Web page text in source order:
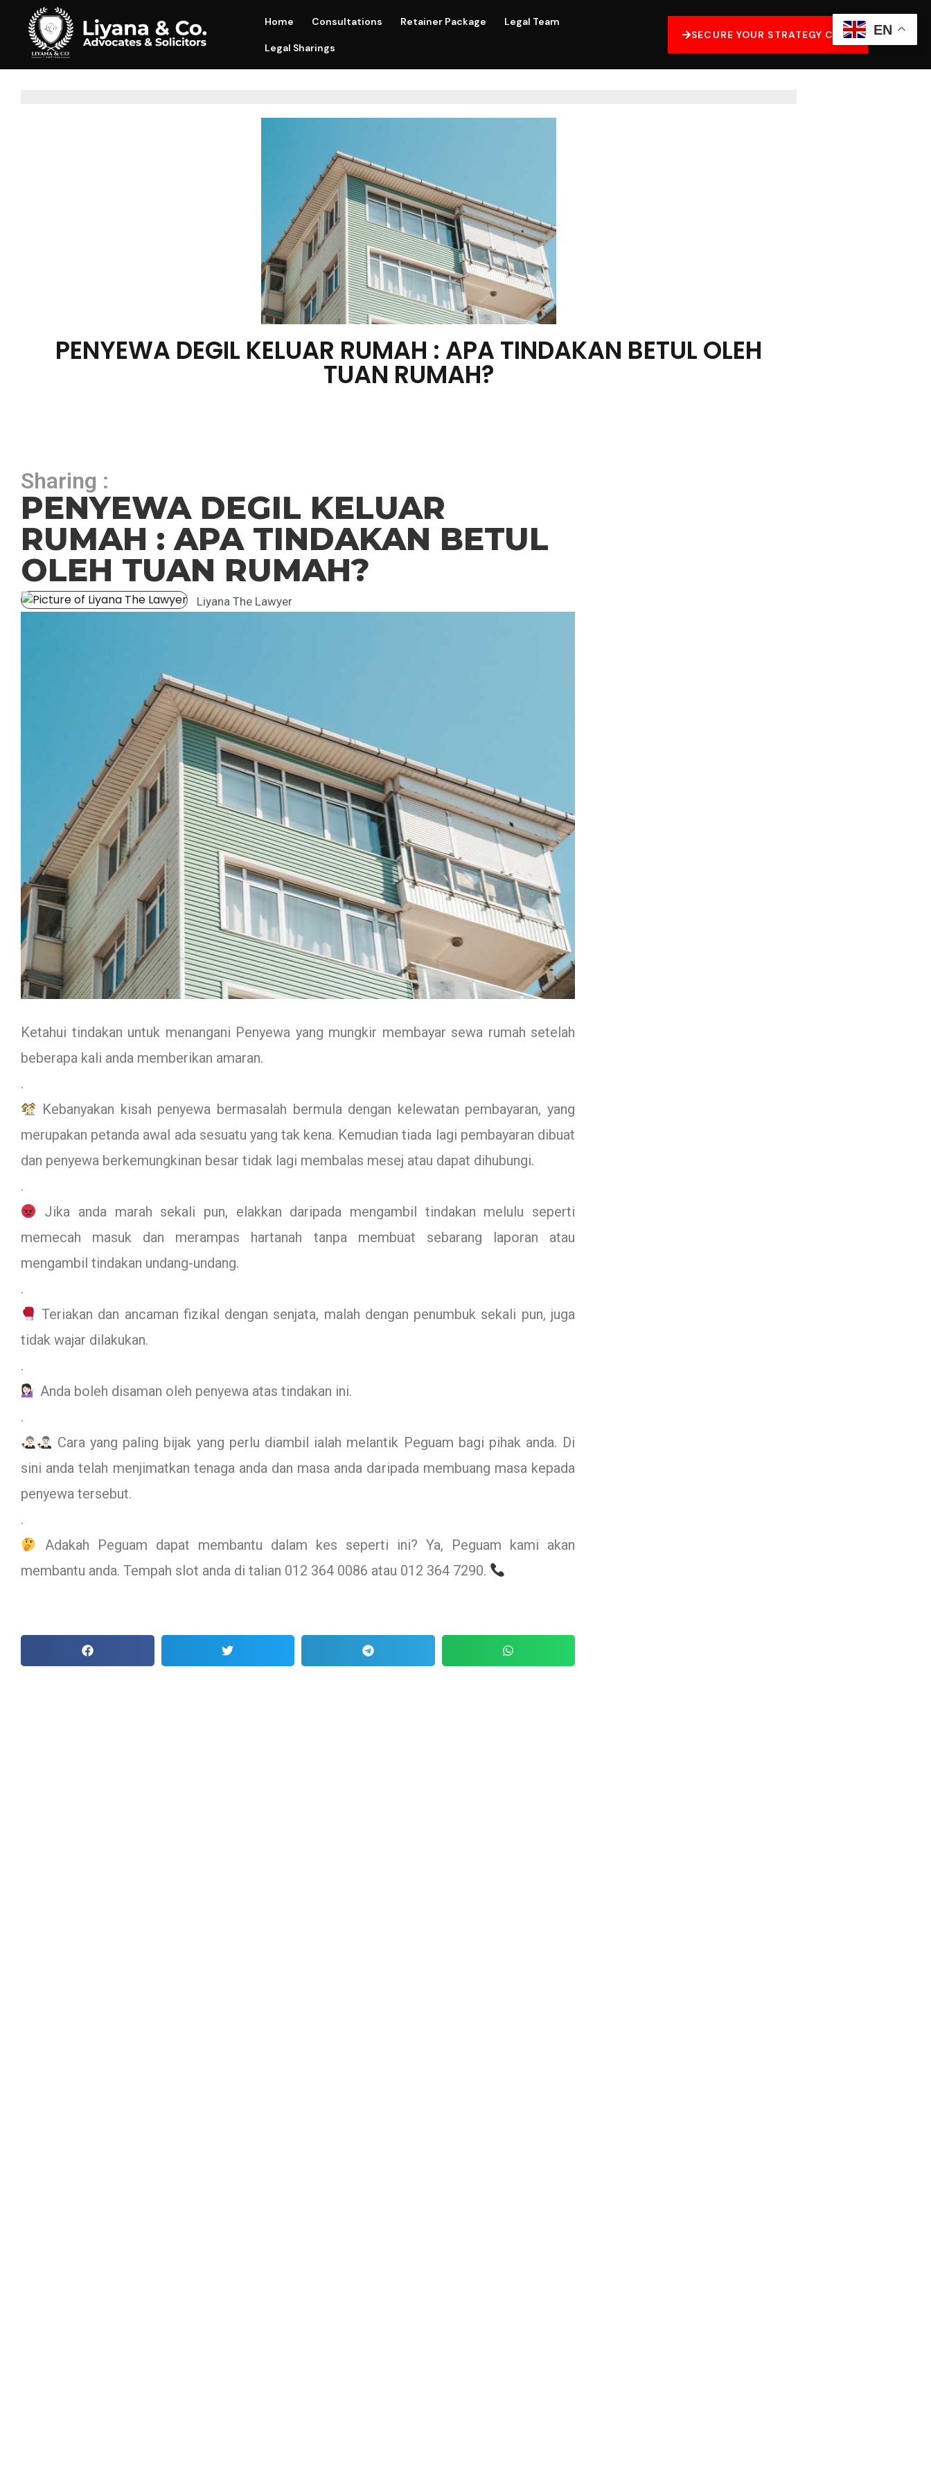
Home Consultations Retainer Package Legal Team
Legal Sharings
SECURE YOUR STRATEGY CALL
PENYEWA DEGIL KELUAR RUMAH : APA TINDAKAN BETUL OLEH
TUAN RUMAH?
Sharing :
PENYEWA DEGIL KELUAR
RUMAH : APA TINDAKAN BETUL
OLEH TUAN RUMAH?
Liyana The Lawyer
Ketahui tindakan untuk menangani Penyewa yang mungkir membayar sewa rumah setelah
beberapa kali anda memberikan amaran.
.
Kebanyakan kisah penyewa bermasalah bermula dengan kelewatan pembayaran, yang
merupakan petanda awal ada sesuatu yang tak kena. Kemudian tiada lagi pembayaran dibuat
dan penyewa berkemungkinan besar tidak lagi membalas mesej atau dapat dihubungi.
.
Jika anda marah sekali pun, elakkan daripada mengambil tindakan melulu seperti
memecah masuk dan merampas hartanah tanpa membuat sebarang laporan atau
mengambil tindakan undang-undang.
.
Teriakan dan ancaman fizikal dengan senjata, malah dengan penumbuk sekali pun, juga
tidak wajar dilakukan.
.
Anda boleh disaman oleh penyewa atas tindakan ini.
.
Cara yang paling bijak yang perlu diambil ialah melantik Peguam bagi pihak anda. Di
sini anda telah menjimatkan tenaga anda dan masa anda daripada membuang masa kepada
penyewa tersebut.
.
Adakah Peguam dapat membantu dalam kes seperti ini? Ya, Peguam kami akan
membantu anda. Tempah slot anda di talian 012 364 0086 atau 012 364 7290.
EN